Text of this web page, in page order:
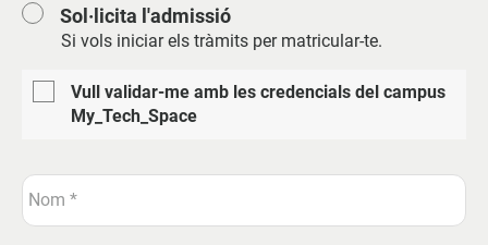
Sol·licita l'admissió
Si vols iniciar els tràmits per matricular-te.
Vull validar-me amb les credencials del campus
My_Tech_Space